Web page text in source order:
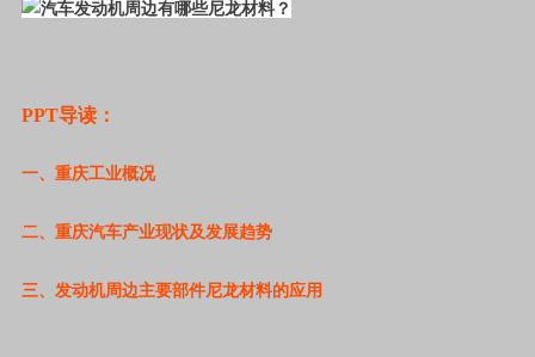
PPT导读：
一、重庆工业概况
二、重庆汽车产业现状及发展趋势
三、发动机周边主要部件尼龙材料的应用